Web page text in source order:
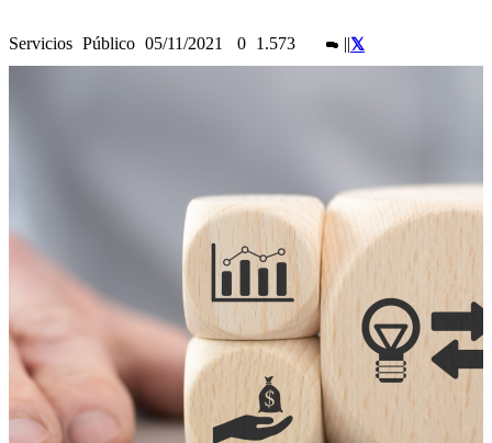
Servicios Público 05/11/2021 0 1.573 ||